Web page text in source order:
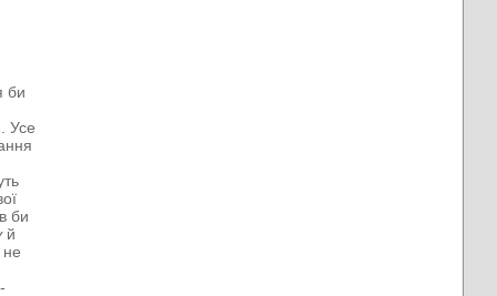
би
Усе
би
й
не